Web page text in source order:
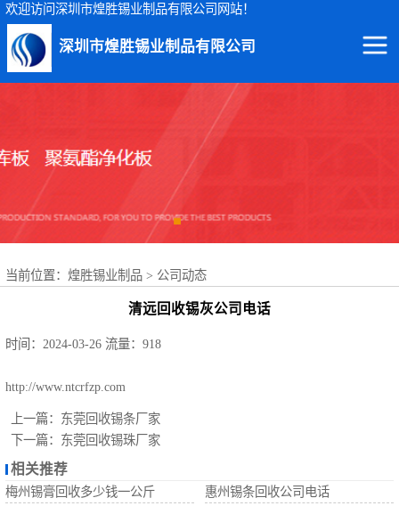
欢迎访问深圳市煌胜锡业制品有限公司网站！
深圳市煌胜锡业制品有限公司
当前位置： 煌胜锡业制品 > 公司动态
清远回收锡灰公司电话
时间：2024-03-26 流量：918
http://www.ntcrfzp.com
上一篇： 东莞回收锡条厂家
下一篇： 东莞回收锡珠厂家
相关推荐
梅州锡膏回收多少钱一公斤
惠州锡条回收公司电话
回收锡条
回收锡膏
回收锡锭
回收锡珠
回收锡